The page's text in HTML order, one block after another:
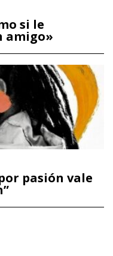
si le
amigo»
pasión vale